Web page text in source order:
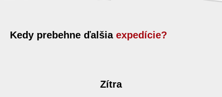
Kedy prebehne ďalšia expedície?
Zítra